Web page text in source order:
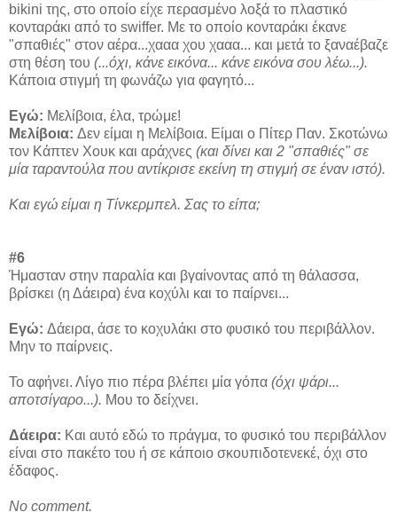
bikini της, στο οποίο είχε περασμένο λοξά το πλαστικό
κονταράκι από το swiffer. Με το οποίο κονταράκι έκανε
"σπαθιές" στον αέρα...χααα χου χααα... και μετά το ξαναέβαζε
στη θέση του (...όχι, κάνε εικόνα... κάνε εικόνα σου λέω...).
Κάποια στιγμή τη φωνάζω για φαγητό...
Εγώ: Μελίβοια, έλα, τρώμε!
Μελίβοια: Δεν είμαι η Μελίβοια. Είμαι ο Πίτερ Παν. Σκοτώνω
τον Κάπτεν Χουκ και αράχνες (και δίνει και 2 "σπαθιές" σε
μία ταραντούλα που αντίκρισε εκείνη τη στιγμή σε έναν ιστό).
Και εγώ είμαι η Τίνκερμπελ. Σας το είπα;
#6
Ήμασταν στην παραλία και βγαίνοντας από τη θάλασσα,
βρίσκει (η Δάειρα) ένα κοχύλι και το παίρνει...
Εγώ: Δάειρα, άσε το κοχυλάκι στο φυσικό του περιβάλλον.
Μην το παίρνεις.
Το αφήνει. Λίγο πιο πέρα βλέπει μία γόπα (όχι ψάρι...
αποτσίγαρο...). Μου το δείχνει.
Δάειρα: Και αυτό εδώ το πράγμα, το φυσικό του περιβάλλον
είναι στο πακέτο του ή σε κάποιο σκουπιδοτενεκέ, όχι στο
έδαφος.
No comment.